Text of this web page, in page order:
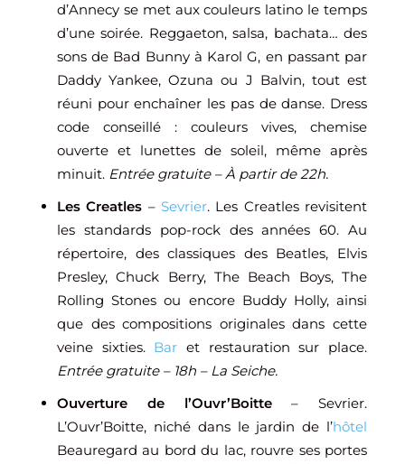
d’Annecy se met aux couleurs latino le temps
d’une soirée. Reggaeton, salsa, bachata… des
sons de Bad Bunny à Karol G, en passant par
Daddy Yankee, Ozuna ou J Balvin, tout est
réuni pour enchaîner les pas de danse. Dress
code conseillé : couleurs vives, chemise
ouverte et lunettes de soleil, même après
minuit. Entrée gratuite – À partir de 22h.
Les Creatles – Sevrier. Les Creatles revisitent
les standards pop-rock des années 60. Au
répertoire, des classiques des Beatles, Elvis
Presley, Chuck Berry, The Beach Boys, The
Rolling Stones ou encore Buddy Holly, ainsi
que des compositions originales dans cette
veine sixties. Bar et restauration sur place.
Entrée gratuite – 18h – La Seiche.
Ouverture de l’Ouvr’Boitte– Sevrier.
L’Ouvr’Boitte, niché dans le jardin de l’hôtel
Beauregard au bord du lac, rouvre ses portes